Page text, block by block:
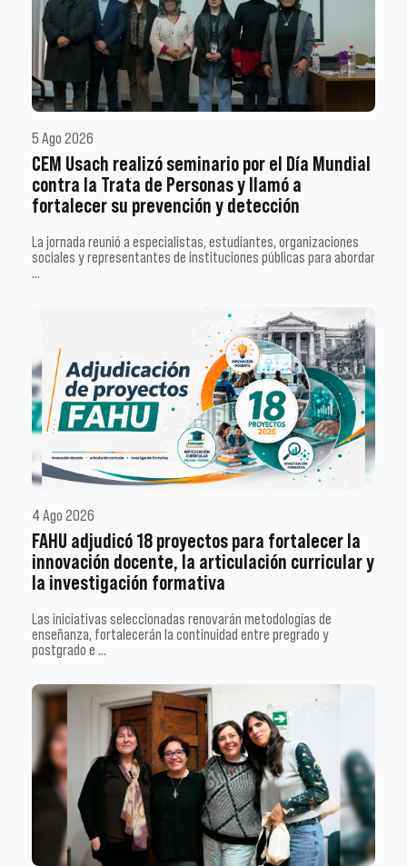
5 Ago 2026
CEM Usach realizó seminario por el Día Mundial
contra la Trata de Personas y llamó a
fortalecer su prevención y detección
La jornada reunió a especialistas, estudiantes, organizaciones
sociales y representantes de instituciones públicas para abordar
…
4 Ago 2026
FAHU adjudicó 18 proyectos para fortalecer la
innovación docente, la articulación curricular y
la investigación formativa
Las iniciativas seleccionadas renovarán metodologías de
enseñanza, fortalecerán la continuidad entre pregrado y
postgrado e …